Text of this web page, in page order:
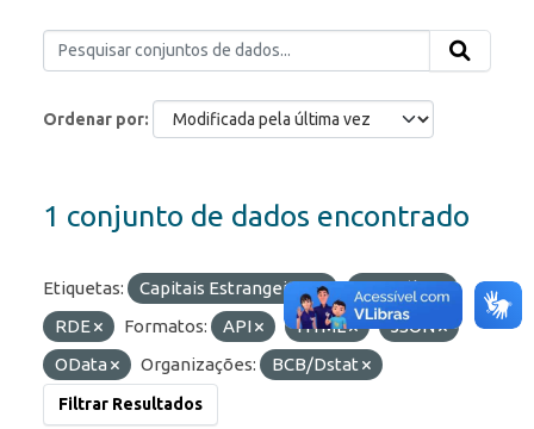
Ordenar por
1 conjunto de dados encontrado
Etiquetas: Capitais Estrangeiros
Portfólio
RDE
Formatos: API HTML
JSON
OData
Organizações: BCB/Dstat
Filtrar Resultados